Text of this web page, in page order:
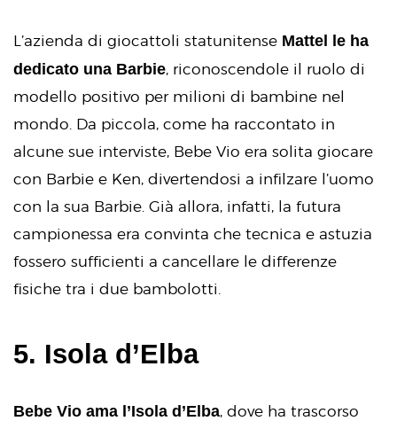
L’azienda di giocattoli statunitense Mattel le ha
dedicato una Barbie, riconoscendole il ruolo di
modello positivo per milioni di bambine nel
mondo. Da piccola, come ha raccontato in
alcune sue interviste, Bebe Vio era solita giocare
con Barbie e Ken, divertendosi a infilzare l’uomo
con la sua Barbie. Già allora, infatti, la futura
campionessa era convinta che tecnica e astuzia
fossero sufficienti a cancellare le differenze
fisiche tra i due bambolotti.
5. Isola d’Elba
Bebe Vio ama l’Isola d’Elba, dove ha trascorso